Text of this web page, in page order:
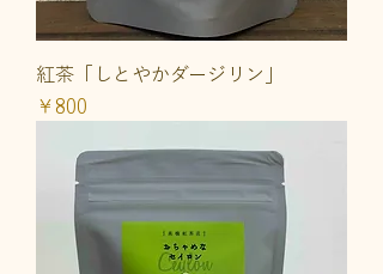
紅茶「しとやかダージリン」
価格
￥800